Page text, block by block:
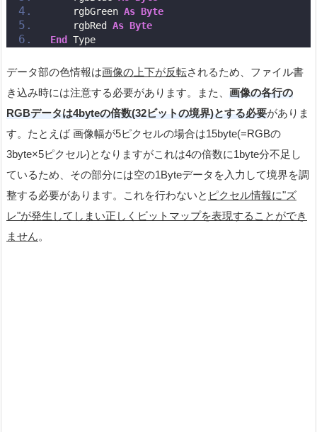
    rgbGreen
As Byte
    rgbRed
As Byte
End
Type
データ部の色情報は画像の上下が反転されるため、ファイル書
き込み時には注意する必要があります。また、 画像の各行の
RGBデータは4byteの倍数(32ビットの境界)とする必要がありま
す。たとえば 画像幅が5ピクセルの場合は15byte(=RGBの
3byte×5ピクセル)となりますがこれは4の倍数に1byte分不足し
ているため、その部分には空の1Byteデータを入力して境界を調
整する必要があります。これを行わないと ピクセル情報に"ズ
レ"が発生してしまい正しくビットマップを表現することができ
ません。